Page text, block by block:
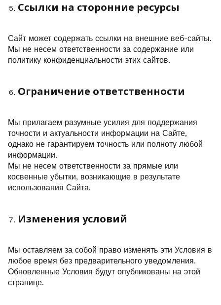
Ссылки на сторонние ресурсы
Сайт может содержать ссылки на внешние веб-сайты.
Мы не несем ответственности за содержание или
политику конфиденциальности этих сайтов.
Ограничение ответственности
Мы прилагаем разумные усилия для поддержания
точности и актуальности информации на Сайте,
однако не гарантируем точность или полноту любой
информации.
Мы не несем ответственности за прямые или
косвенные убытки, возникающие в результате
использования Сайта.
Изменения условий
Мы оставляем за собой право изменять эти Условия в
любое время без предварительного уведомления.
Обновленные Условия будут опубликованы на этой
странице.